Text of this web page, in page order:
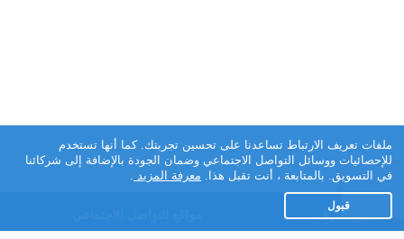
تطبيق تعارف
ملفات تعريف الارتباط تساعدنا على تحسين تجربتك. كما أنها تستخدم
للإحصائيات ووسائل التواصل الاجتماعي وضمان الجودة بالإضافة إلى شركائنا
في التسويق. بالمتابعة ، أنت تقبل هذا. معرفة المزيد .
قبول